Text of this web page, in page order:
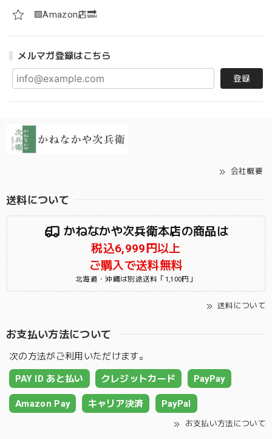
🟪Amazon店🔜
メルマガ登録はこちら
登録
会社概要
送料について
かねなかや次兵衛本店の商品は
税込6,999円以上
ご購入で送料無料
北海道・沖縄は別途送料「1,100円」
送料について
お支払い方法について
次の方法がご利用いただけます。
PAY ID あと払い クレジットカード PayPay
Amazon Pay キャリア決済 PayPal
お支払い方法について